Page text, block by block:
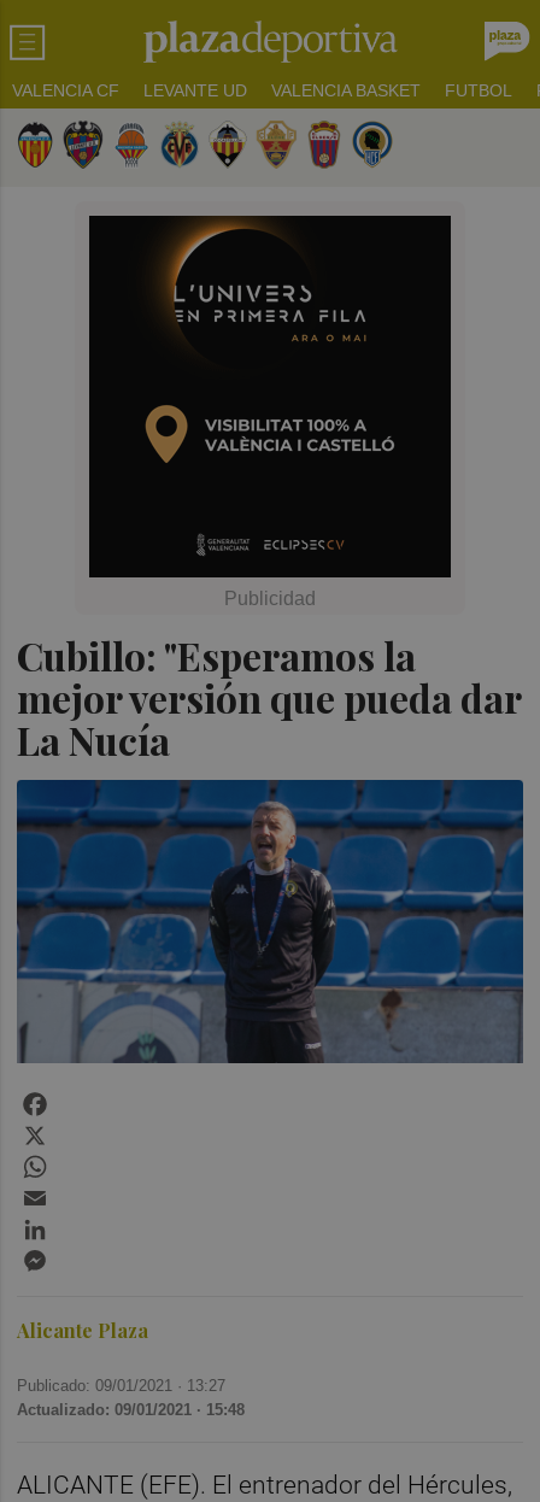
VALENCIA CF LEVANTE UD VALENCIA BASKET FUTBOL
Cubillo: "Esperamos la
mejor versión que pueda dar
La Nucía
Alicante Plaza
Publicado: 09/01/2021 · 13:27
Actualizado: 09/01/2021 · 15:48
ALICANTE (EFE). El entrenador del Hércules,